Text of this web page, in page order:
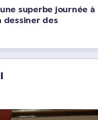
superbe journée à
dessiner des